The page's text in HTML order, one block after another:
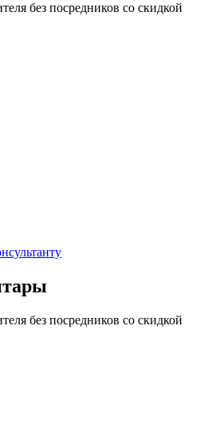
без посредников со скидкой
без посредников со скидкой